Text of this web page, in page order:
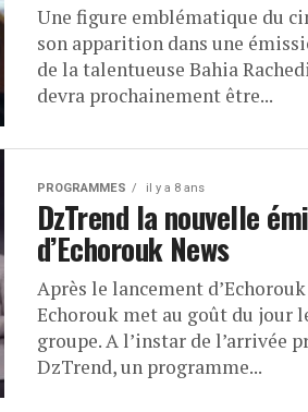
Une figure emblématique du
son apparition dans une
de la talentueuse Bahia
devra prochainement être...
PROGRAMMES il y a 8 ans
DzTrend la nouvelle
d’Echorouk News
Après le lancement
Echorouk met au goût du jour
groupe. A l’instar de l’arrivée
DzTrend, un programme...